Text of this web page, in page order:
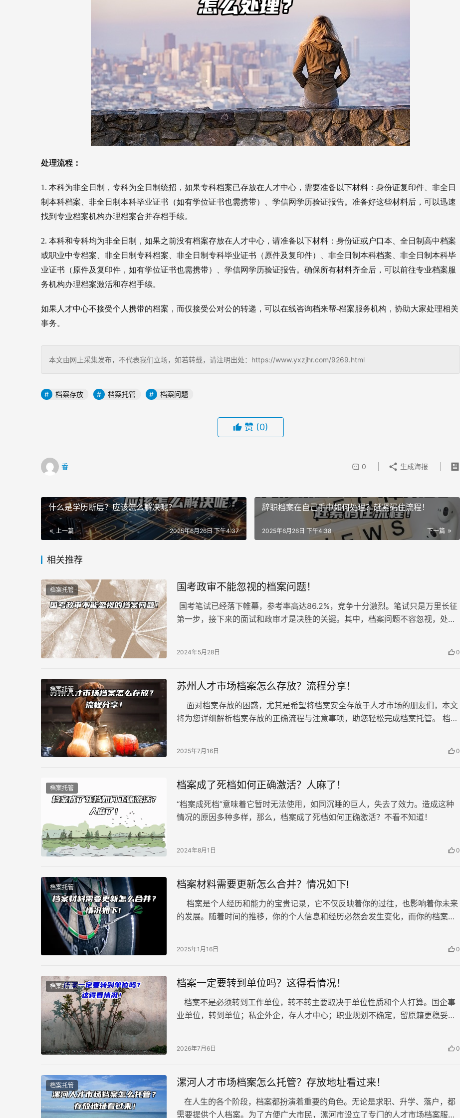
处理流程：
1. 本科为非全日制，专科为全日制统招， 如果专科档案已存放在人才中心，需要准备以下材料： 身份证复印件、 非全日
制本科档案、 非全日制本科毕业证书（如有学位证书也需携带）、 学信网学历验证报告。 准备好这些材料后，可以迅速
找到专业档案机构办理档案合并存档手续。
2. 本科和专科均为非全日制， 如果之前没有档案存放在人才中心，请准备以下材料： 身份证或户口本、 全日制高中档案
或职业中专档案、 非全日制专科档案、 非全日制专科毕业证书（原件及复印件）、 非全日制本科档案、 非全日制本科毕
业证书（原件及复印件，如有学位证书也需携带）、 学信网学历验证报告。 确保所有材料齐全后，可以前往专业档案服
务机构办理档案激活和存档手续。
如果人才中心不接受个人携带的档案，而仅接受公对公的转递，可以在线咨询档来帮-档案服务机构，协助大家处理相关
事务。
本文由网上采集发布，不代表我们立场，如若转载，请注明出处：https://www.yxzjhr.com/9269.html
档案存放 档案托管 档案问题
赞 (0)
香 0 生成海报
什么是学历断层？应该怎么解决呢？
上一篇 2025年6月26日 下午4:37
辞职档案在自己手中如何处理？赶紧码住流程！
下一篇
2025年6月26日 下午4:38
相关推荐
档案托管 国考政审不能忽视的档案问题！
国考笔试已经落下帷幕，参考率高达86.2%，竞争十分激烈。笔试只是万里长征
第一步，接下来的面试和政审才是决胜的关键。其中，档案问题不容忽视，处理
2024年5月28日 0
档案托管 苏州人才市场档案怎么存放？流程分享！
面对档案存放的困惑，尤其是希望将档案安全存放于人才市场的朋友们，本文
将为您详细解析档案存放的正确流程与注意事项，助您轻松完成档案托管。 档案
2025年7月16日 0
档案托管 档案成了死档如何正确激活？人麻了！
“档案成死档”意味着它暂时无法使用，如同沉睡的巨人，失去了效力。造成这种
情况的原因多种多样，那么，档案成了死档如何正确激活？不看不知道！
2024年8月1日 0
档案托管 档案材料需要更新怎么合并？情况如下!
档案是个人经历和能力的宝贵记录，它不仅反映着你的过往，也影响着你未来
的发展。随着时间的推移，你的个人信息和经历必然会发生变化，而你的档案也
2025年1月16日 0
档案托管 档案一定要转到单位吗？这得看情况！
档案不是必须转到工作单位，转不转主要取决于单位性质和个人打算。国企事
业单位，转到单位；私企外企，存人才中心；职业规划不确定，留原籍更稳妥。
2026年7月6日 0
档案托管 漯河人才市场档案怎么托管？存放地址看过来！
在人生的各个阶段，档案都扮演着重要的角色。无论是求职、升学、落户，都
需要提供个人档案。为了方便广大市民，漯河市设立了专门的人才市场档案服务